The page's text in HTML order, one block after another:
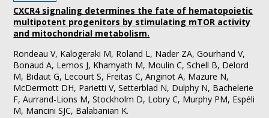
CXCR4 signaling determines the fate of hematopoietic
multipotent progenitors by stimulating mTOR activity
and mitochondrial metabolism.
Rondeau V, Kalogeraki M, Roland L, Nader ZA, Gourhand V,
Bonaud A, Lemos J, Khamyath M, Moulin C, Schell B, Delord
M, Bidaut G, Lecourt S, Freitas C, Anginot A, Mazure N,
McDermott DH, Parietti V, Setterblad N, Dulphy N, Bachelerie
F, Aurrand-Lions M, Stockholm D, Lobry C, Murphy PM, Espéli
M, Mancini SJC, Balabanian K.